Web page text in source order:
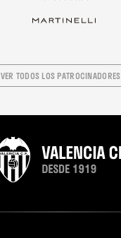
VER TODOS LOS PATROCINADORES